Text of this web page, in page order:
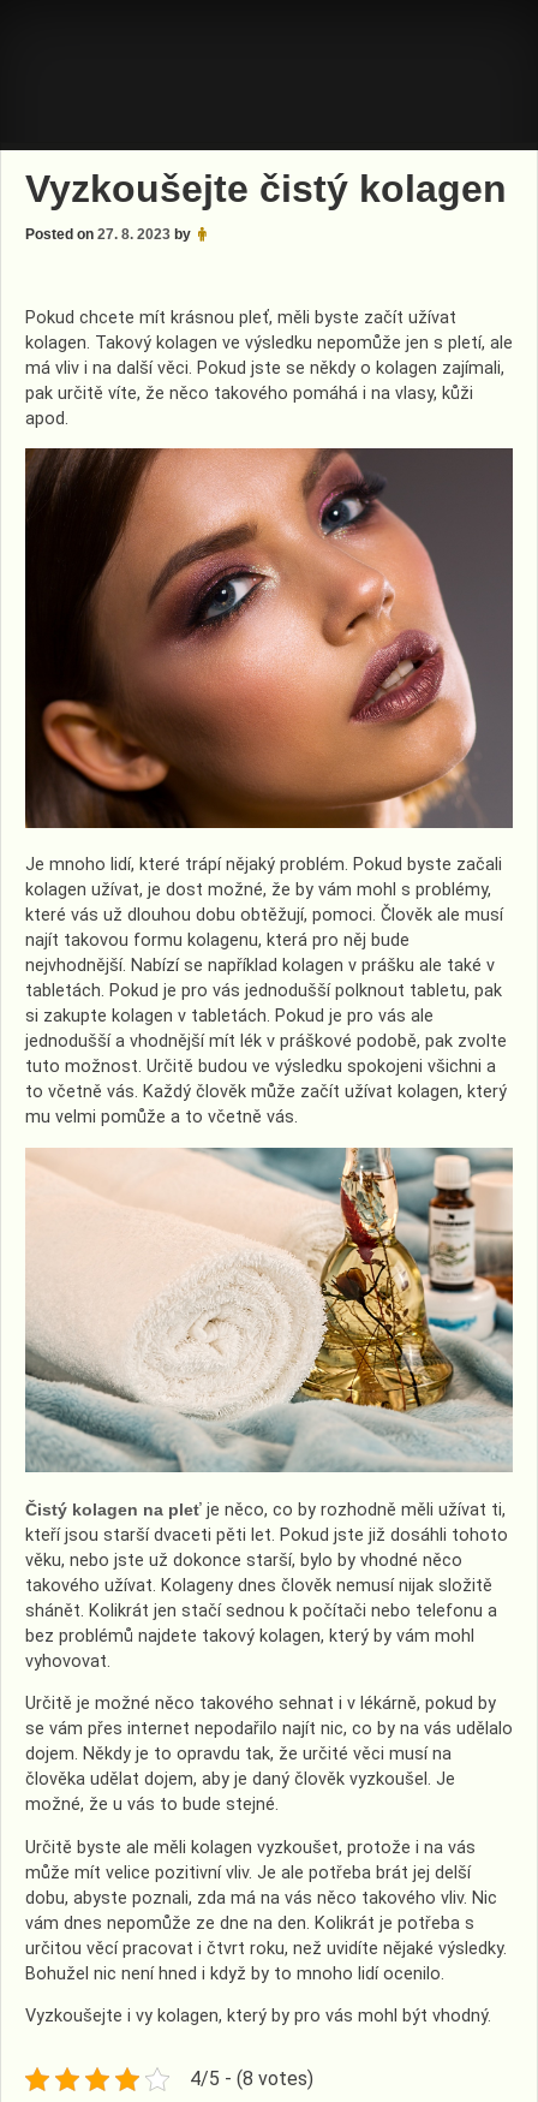
Vyzkoušejte čistý kolagen
Posted on 27. 8. 2023 by
Pokud chcete mít krásnou pleť, měli byste začít užívat
kolagen. Takový kolagen ve výsledku nepomůže jen s pletí, ale
má vliv i na další věci. Pokud jste se někdy o kolagen zajímali,
pak určitě víte, že něco takového pomáhá i na vlasy, kůži
apod.
Je mnoho lidí, které trápí nějaký problém. Pokud byste začali
kolagen užívat, je dost možné, že by vám mohl s problémy,
které vás už dlouhou dobu obtěžují, pomoci. Člověk ale musí
najít takovou formu kolagenu, která pro něj bude
nejvhodnější. Nabízí se například kolagen v prášku ale také v
tabletách. Pokud je pro vás jednodušší polknout tabletu, pak
si zakupte kolagen v tabletách. Pokud je pro vás ale
jednodušší a vhodnější mít lék v práškové podobě, pak zvolte
tuto možnost. Určitě budou ve výsledku spokojeni všichni a
to včetně vás. Každý člověk může začít užívat kolagen, který
mu velmi pomůže a to včetně vás.
Čistý kolagen na pleť je něco, co by rozhodně měli užívat ti,
kteří jsou starší dvaceti pěti let. Pokud jste již dosáhli tohoto
věku, nebo jste už dokonce starší, bylo by vhodné něco
takového užívat. Kolageny dnes člověk nemusí nijak složitě
shánět. Kolikrát jen stačí sednou k počítači nebo telefonu a
bez problémů najdete takový kolagen, který by vám mohl
vyhovovat.
Určitě je možné něco takového sehnat i v lékárně, pokud by
se vám přes internet nepodařilo najít nic, co by na vás udělalo
dojem. Někdy je to opravdu tak, že určité věci musí na
člověka udělat dojem, aby je daný člověk vyzkoušel. Je
možné, že u vás to bude stejné.
Určitě byste ale měli kolagen vyzkoušet, protože i na vás
může mít velice pozitivní vliv. Je ale potřeba brát jej delší
dobu, abyste poznali, zda má na vás něco takového vliv. Nic
vám dnes nepomůže ze dne na den. Kolikrát je potřeba s
určitou věcí pracovat i čtvrt roku, než uvidíte nějaké výsledky.
Bohužel nic není hned i když by to mnoho lidí ocenilo.
Vyzkoušejte i vy kolagen, který by pro vás mohl být vhodný.
4/5 - (8 votes)